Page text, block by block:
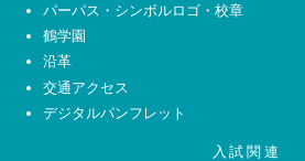
パーパス・シンボルロゴ・校章
鶴学園
沿革
交通アクセス
デジタルパンフレット
入試関連